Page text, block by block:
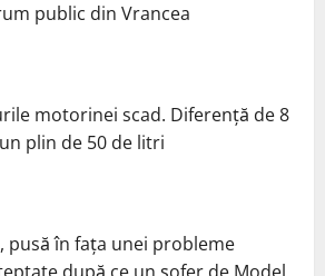
public din Vrancea
motorinei scad. Diferență de 8
plin de 50 de litri
pusă în fața unei probleme